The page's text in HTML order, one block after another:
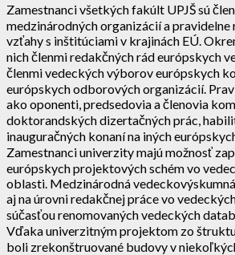
Zamestnanci všetkých fakúlt UPJŠ sú
medzinárodných organizácií a
vzťahy s inštitúciami v krajinách EÚ.
nich členmi redakčných rád európskych
členmi vedeckých výborov európskych
európskych odborových organizácií.
ako oponenti, predsedovia a členovia
doktorandských dizertačných prác,
inauguračných konaní na iných
Zamestnanci univerzity majú možnosť
európskych projektových schém vo
oblasti. Medzinárodná
aj na úrovni redakčnej práce vo
súčasťou renomovaných vedeckých
Vďaka univerzitným projektom zo
boli zrekonštruované budovy v